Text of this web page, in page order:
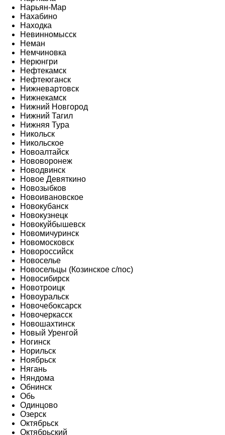
Нарьян-Мар
Нахабино
Находка
Невинномысск
Неман
Немчиновка
Нерюнгри
Нефтекамск
Нефтеюганск
Нижневартовск
Нижнекамск
Нижний Новгород
Нижний Тагил
Нижняя Тура
Никольск
Никольское
Новоалтайск
Нововоронеж
Новодвинск
Новое Девяткино
Новозыбков
Новоивановское
Новокубанск
Новокузнецк
Новокуйбышевск
Новомичуринск
Новомосковск
Новороссийск
Новоселье
Новосельцы (Козинское с/пос)
Новосибирск
Новотроицк
Новоуральск
Новочебоксарск
Новочеркасск
Новошахтинск
Новый Уренгой
Ногинск
Норильск
Ноябрьск
Нягань
Няндома
Обнинск
Обь
Одинцово
Озерск
Октябрьск
Октябрьский